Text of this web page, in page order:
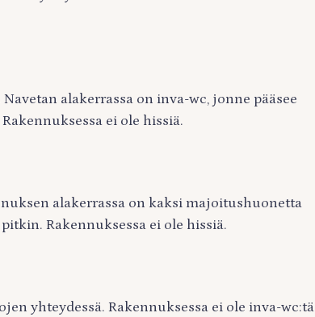
alakerrassa on inva-wc, jonne pääsee
ei ole hissiä.
alakerrassa on kaksi majoitushuonetta
Rakennuksessa ei ole hissiä.
yhteydessä. Rakennuksessa ei ole inva-wc:tä